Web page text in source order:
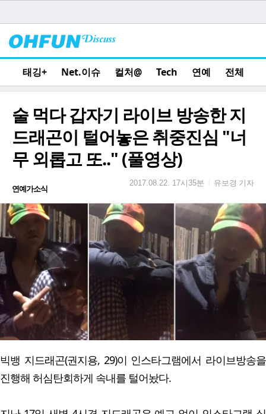
태깅+ Net.이슈 컬처@ Tech 연예 전체
술 먹다 갑자기 라이브 방송한 지
드래곤이 털어놓은 취중진심 "너
무 외롭고 또.." (풀영상)
연예가소식
2017.08.22. 17시35분 유보경 기자
빅뱅 지드래곤(권지용, 29)이 인스타그램에서 라이브방송을
진행해 허심탄회하게 속내를 털어놨다.